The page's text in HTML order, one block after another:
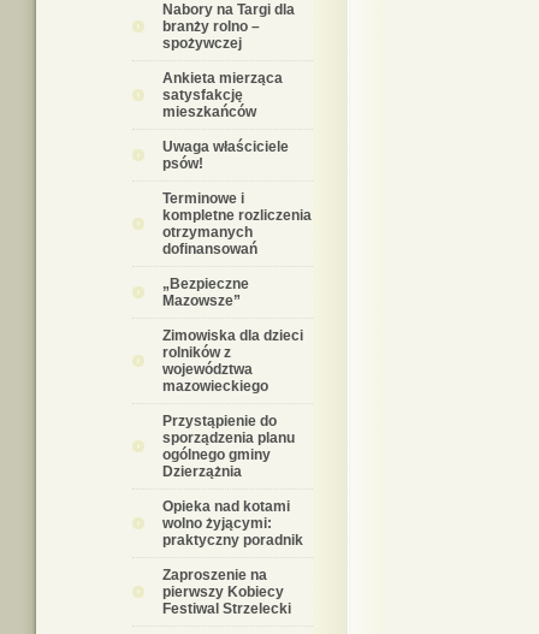
Nabory na Targi dla
branży rolno –
spożywczej
Ankieta mierząca
satysfakcję
mieszkańców
Uwaga właściciele
psów!
Terminowe i
kompletne rozliczenia
otrzymanych
dofinansowań
„Bezpieczne
Mazowsze”
Zimowiska dla dzieci
rolników z
województwa
mazowieckiego
Przystąpienie do
sporządzenia planu
ogólnego gminy
Dzierzążnia
Opieka nad kotami
wolno żyjącymi:
praktyczny poradnik
Zaproszenie na
pierwszy Kobiecy
Festiwal Strzelecki